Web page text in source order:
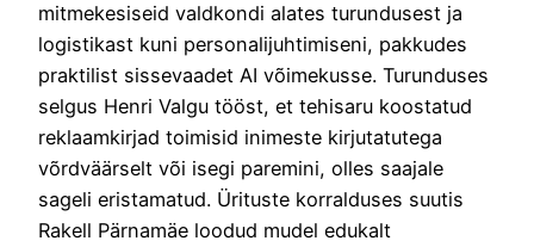
mitmekesiseid valdkondi alates turundusest ja
logistikast kuni personalijuhtimiseni, pakkudes
praktilist sissevaadet AI võimekusse. Turunduses
selgus Henri Valgu tööst, et tehisaru koostatud
reklaamkirjad toimisid inimeste kirjutatutega
võrdväärselt või isegi paremini, olles saajale
sageli eristamatud. Ürituste korralduses suutis
Rakell Pärnamäe loodud mudel edukalt